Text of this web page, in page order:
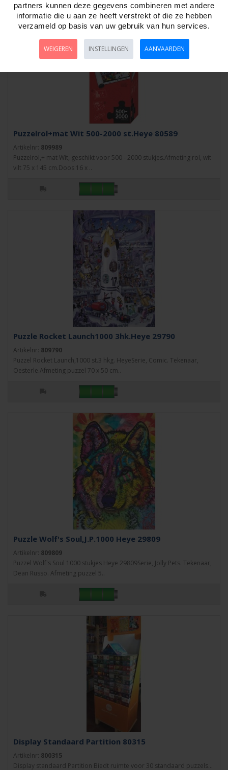
Puzzelrol+mat Wit 500-2000 st.Heye 80589
Artikelnr: 809989
Puzzelrol,+ mat Wit, geschikt voor 500 - 2000 stukjes.Afmeting rol, wit
vilt 75 x 145 cm.Doos 16 x ..
Puzzle Rocket Launch1000 3hk.Heye 29790
Artikelnr: 809790
Puzzel Rocket Launch,1000 st.3 hkg. HeyeSerie, Comic. Tekenaar,
Oesterle.Afmeting puzzel 70 x 50 cm..
Puzzle Wolf's Soul,J.P.1000 Heye 29809
Artikelnr: 809809
Puzzel Wolf's Soul 1000 stukjes Heye 29809Serie, Jolly Pets. Tekenaar,
Dean Russo. Afmeting puzzel 5..
Display Standaard Partition 80315
Artikelnr: 800315
Display standaard Partition Biedt ruimte voor 30 standaard puzzels...
partners kunnen deze gegevens combineren met andere
informatie die u aan ze heeft verstrekt of die ze hebben
verzameld op basis van uw gebruik van hun services.
WEIGEREN INSTELLINGEN AANVAARDEN